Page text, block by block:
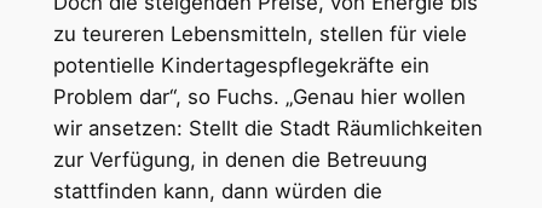
zu teureren Lebensmitteln, stellen für viele
potentielle Kindertagespflegekräfte ein
Problem dar“, so Fuchs. „Genau hier wollen
wir ansetzen: Stellt die Stadt Räumlichkeiten
zur Verfügung, in denen die Betreuung
stattfinden kann, dann würden die